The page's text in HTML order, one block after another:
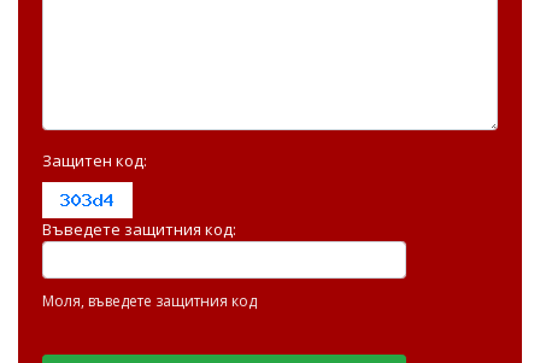
Защитен код:
Въведете защитния код:
Моля, въведете защитния код